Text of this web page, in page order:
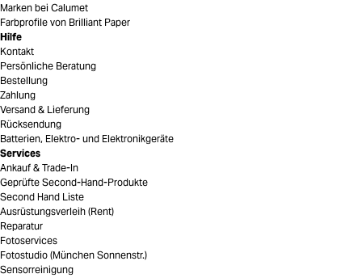
Marken bei Calumet
Farbprofile von Brilliant Paper
Hilfe
Kontakt
Persönliche Beratung
Bestellung
Zahlung
Versand & Lieferung
Rücksendung
Batterien, Elektro- und Elektronikgeräte
Services
Ankauf & Trade-In
Geprüfte Second-Hand-Produkte
Second Hand Liste
Ausrüstungsverleih (Rent)
Reparatur
Fotoservices
Fotostudio (München Sonnenstr.)
Sensorreinigung